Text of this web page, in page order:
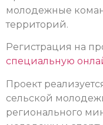
молодежные
территорий.
Регистрация на
специальную
Проект
сельской
регионального